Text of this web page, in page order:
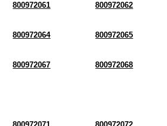
800972061 800972062
800972064 800972065
800972067 800972068